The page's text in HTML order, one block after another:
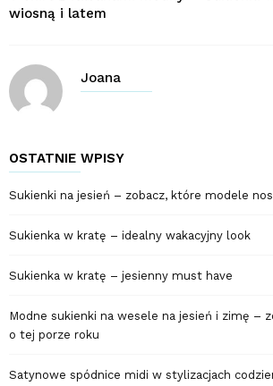
wiosną i latem
Joana
OSTATNIE WPISY
Sukienki na jesień – zobacz, które modele
Sukienka w kratę – idealny wakacyjny look
Sukienka w kratę – jesienny must have
Modne sukienki na wesele na jesień i zimę –
o tej porze roku
Satynowe spódnice midi w stylizacjach